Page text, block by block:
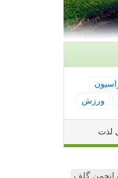
ورزش
لذت
انجمن گلف